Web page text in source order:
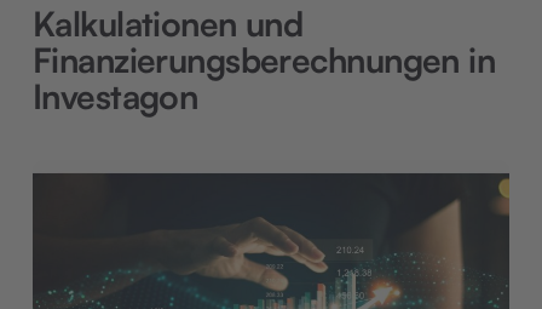
Kalkulationen und
Finanzierungsberechnungen in
Investagon